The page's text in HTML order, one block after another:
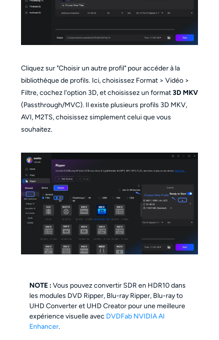
Cliquez sur "Choisir un autre profil" pour accéder à la
bibliothèque de profils. Ici, choisissez Format > Vidéo >
Filtre, cochez l'option 3D, et choisissez un format3D MKV
(Passthrough/MVC). Il existe plusieurs profils 3D MKV,
AVI, M2TS, choisissez simplement celui que vous
souhaitez.
NOTE :Vous pouvez convertir SDR en HDR10 dans
les modules DVD Ripper, Blu-ray Ripper, Blu-ray to
UHD Converter et UHD Creator pour une meilleure
expérience visuelle avec DVDFab NVIDIA AI
Enhancer.